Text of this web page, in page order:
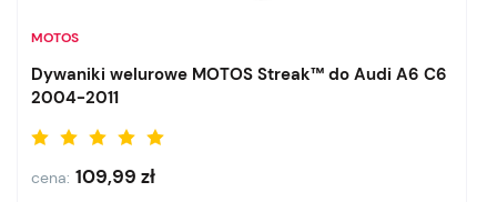
MOTOS
Dywaniki welurowe MOTOS Streak™ do Audi A6 C6
2004-2011
cena: 109,99 zł